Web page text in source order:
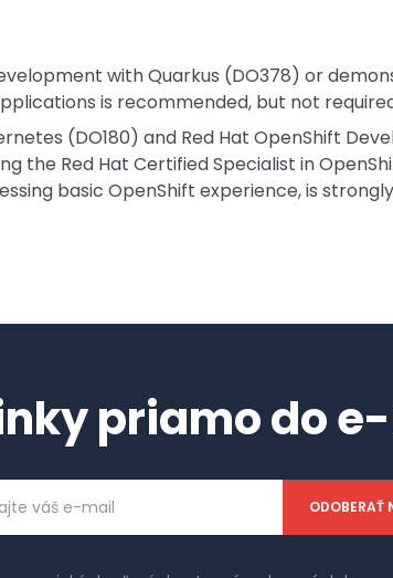
with Quarkus (DO378) or
is recommended, but not
(DO180) and Red Hat OpenShift
the Red Hat Certified Specialist in
basic OpenShift experience, is strongly
priamo do